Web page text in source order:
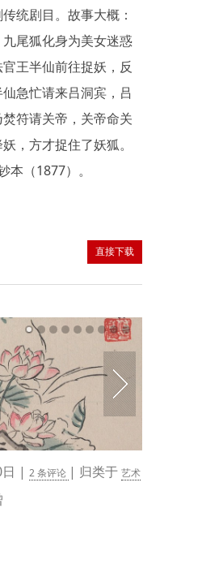
统剧目。故事大概：
尾狐化身为美女迷惑
王半仙前往捉妖，反
急忙请来吕洞宾，吕
符请关帝，关帝命关
，方才捉住了妖狐。
本（1877）。
直接下载
| 2 条评论 | 归类于 艺术